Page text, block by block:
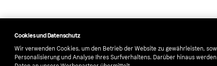
Cookies und Datenschutz
Wir verwenden Cookies, um den Betrieb der Website zu gewährleisten,
Personalisierung und Analyse Ihres Surfverhaltens. Darüber hinaus